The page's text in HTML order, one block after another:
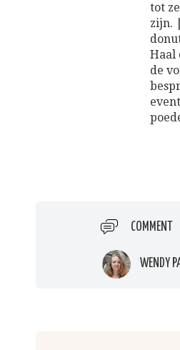
tot
zijn.
Haal
de
COMMENT
WENDY